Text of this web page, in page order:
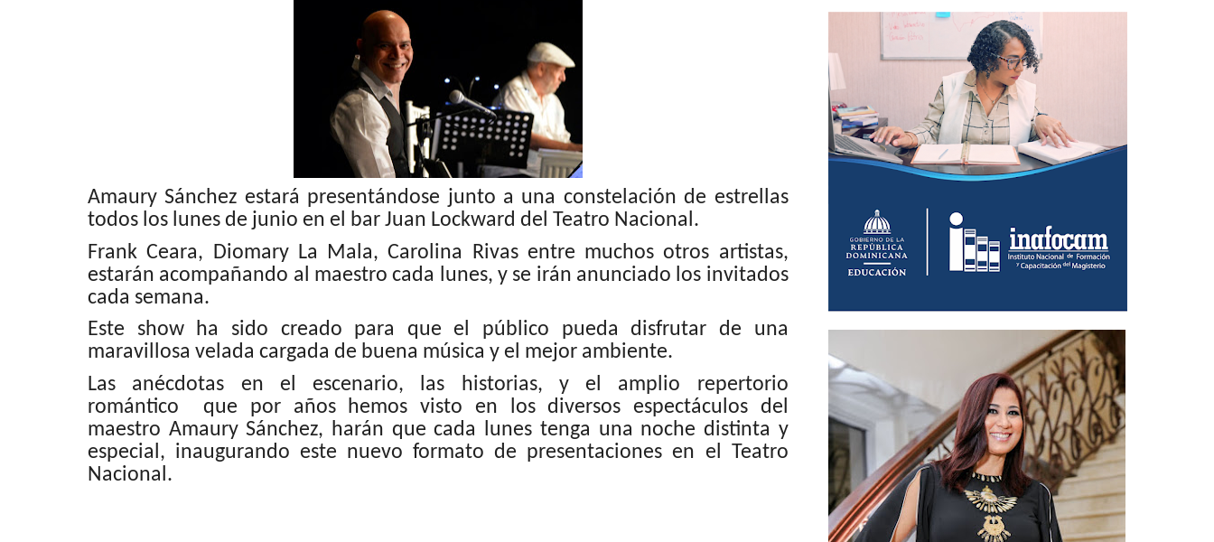
Amaury Sánchez estará presentándose junto a una constelación de estrellas
todos los lunes de junio en el bar Juan Lockward del Teatro Nacional.
Frank Ceara, Diomary La Mala, Carolina Rivas entre muchos otros artistas,
estarán acompañando al maestro cada lunes, y se irán anunciado los invitados
cada semana.
Este show ha sido creado para que el público pueda disfrutar de una
maravillosa velada cargada de buena música y el mejor ambiente.
Las anécdotas en el escenario, las historias, y el amplio repertorio
romántico que por años hemos visto en los diversos espectáculos del
maestro Amaury Sánchez, harán que cada lunes tenga una noche distinta y
especial, inaugurando este nuevo formato de presentaciones en el Teatro
Nacional.